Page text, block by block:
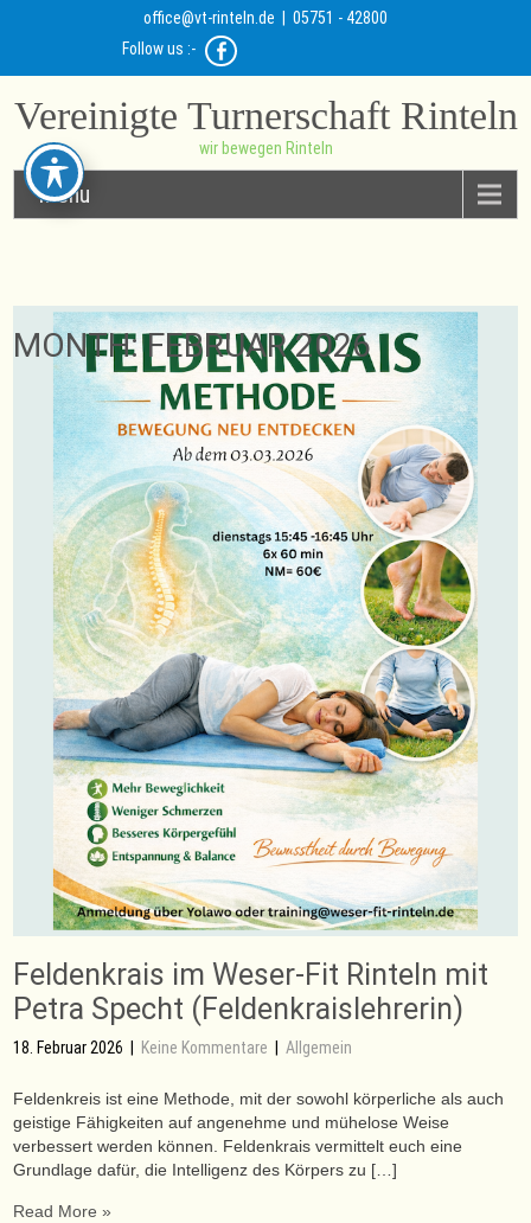
office@vt-rinteln.de | 05751 - 42800
Follow us :-
Vereinigte Turnerschaft Rinteln
wir bewegen Rinteln
Menu
MONTH:FEBRUAR 2026
Feldenkrais im Weser-Fit Rinteln mit
Petra Specht (Feldenkraislehrerin)
18. Februar 2026 Keine Kommentare |Allgemein
Feldenkreis ist eine Methode, mit der sowohl körperliche als auch
geistige Fähigkeiten auf angenehme und mühelose Weise
verbessert werden können. Feldenkrais vermittelt euch eine
Grundlage dafür, die Intelligenz des Körpers zu […]
Read More »